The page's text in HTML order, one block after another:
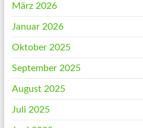
März 2026
Januar 2026
Oktober 2025
September 2025
August 2025
Juli 2025